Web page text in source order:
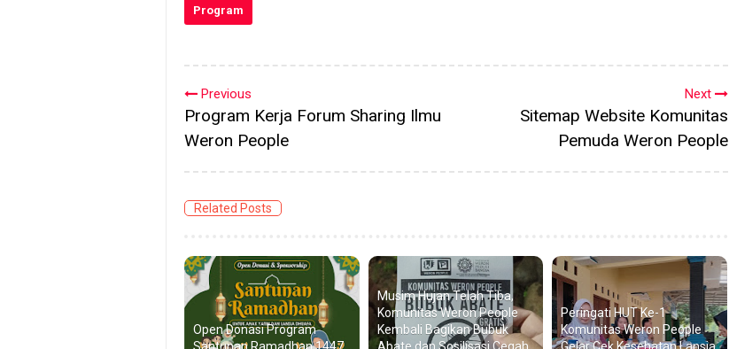
Program
Next
Sitemap Website Komunitas
Pemuda Weron People
Previous
Program Kerja Forum Sharing Ilmu
Weron People
Related Posts
Open Donasi Program
Musim Hujan Telah Tiba,
Komunitas Weron People
Kembali Bagikan Bubuk
Peringati HUT Ke-1
Komunitas Weron People